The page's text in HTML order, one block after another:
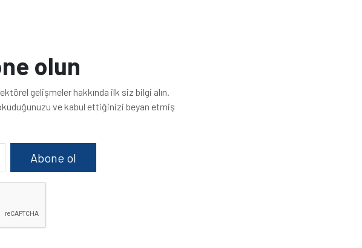
olun
gelişmeler hakkında ilk siz bilgi alın.
ve kabul ettiğinizi beyan etmiş
Abone ol